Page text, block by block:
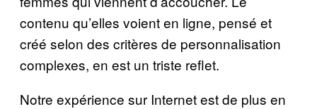
contenu qu’elles voient en ligne, pensé et
créé selon des critères de personnalisation
complexes, en est un triste reflet.
Notre expérience sur Internet est de plus en